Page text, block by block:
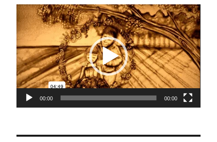
Videospeler
00:00 00:00